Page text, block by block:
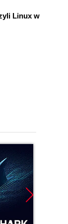
Linux w
czegoś
ekranu (35)
tylko